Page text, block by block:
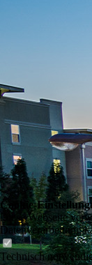
Cookie-
Diese Webseite
Datenverarbeitung
Technisch